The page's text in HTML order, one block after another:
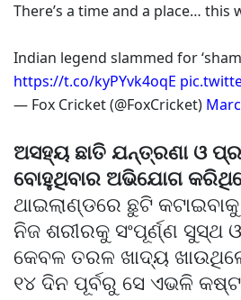
There’s a time and a place… this
Indian legend slammed for
https://t.co/kyPYvk4oqE
— Fox Cricket (@FoxCricket)
ଅସହ୍ୟ ଛାତି ଯନ୍ତ୍ରଣା ଓ
ବୋହୁଥିବାର ଅଭିଯୋଗ
ଥାଇଲାଣ୍ଡରେ ଛୁଟି
ନିଜ ଶରୀରକୁ ସଂପୂର୍ଣ୍ଣ ସୁସ୍ଥ
କେବଳ ତରଳ ଖାଦ୍ୟ
୧୪ ଦିନ ପୂର୍ବରୁ ସେ ଏଭଳି